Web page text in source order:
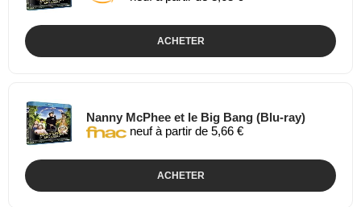
ACHETER
Nanny McPhee et le Big Bang (Blu-ray)
neuf à partir de 5,66 €
ACHETER